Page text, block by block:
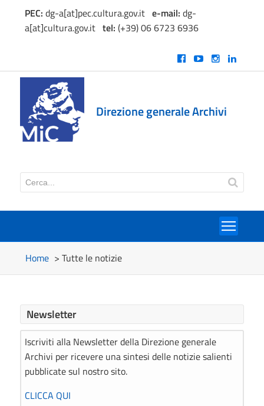
PEC: dg-a[at]pec.cultura.gov.ite-mail: dg-
a[at]cultura.gov.ittel: (+39) 06 6723 6936
Direzione generale Archivi
Home > Tutte le notizie
Newsletter
Iscriviti alla Newsletter della Direzione generale
Archivi per ricevere una sintesi delle notizie salienti
pubblicate sul nostro sito.
CLICCA QUI